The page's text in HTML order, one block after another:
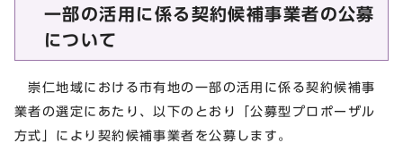
一部の活用に係る契約候補事業者の公募
について
崇仁地域における市有地の一部の活用に係る契約候補事
業者の選定にあたり、以下のとおり「公募型プロポーザル
方式」により契約候補事業者を公募します。